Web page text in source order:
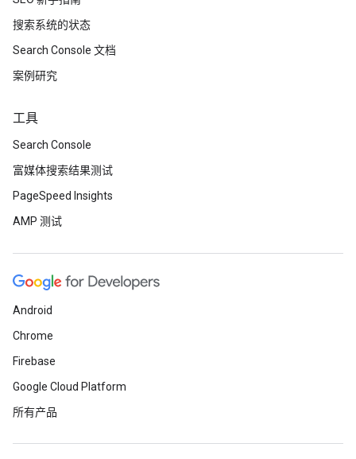
搜索系统的状态
Search Console 文档
案例研究
工具
Search Console
富媒体搜索结果测试
PageSpeed Insights
AMP 测试
Android
Chrome
Firebase
Google Cloud Platform
所有产品